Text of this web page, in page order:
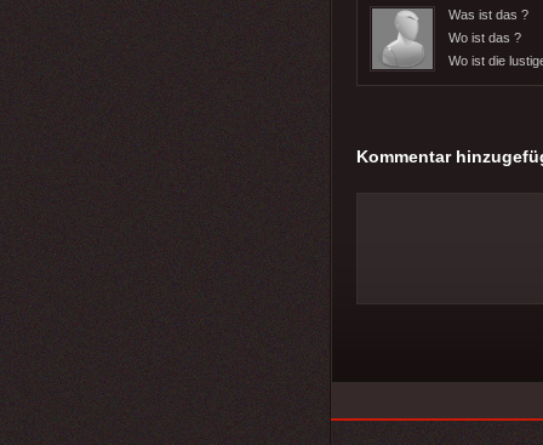
Was ist das ?
Wo ist das ?
Wo ist die
Kommentar